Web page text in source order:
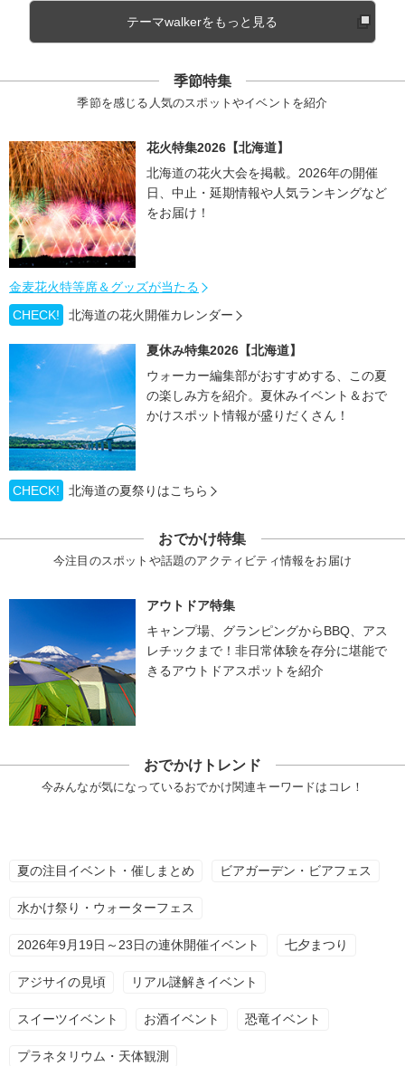
テーマwalkerをもっと見る
季節特集
季節を感じる人気のスポットやイベントを紹介
花火特集2026【北海道】
北海道の花火大会を掲載。2026年の開催
日、中止・延期情報や人気ランキングなど
をお届け！
金麦花火特等席＆グッズが当たる
CHECK!
北海道の花火開催カレンダー
夏休み特集2026【北海道】
ウォーカー編集部がおすすめする、この夏
の楽しみ方を紹介。夏休みイベント＆おで
かけスポット情報が盛りだくさん！
CHECK! 北海道の夏祭りはこちら
おでかけ特集
今注目のスポットや話題のアクティビティ情報をお届け
アウトドア特集
キャンプ場、グランピングからBBQ、アス
レチックまで！非日常体験を存分に堪能で
きるアウトドアスポットを紹介
おでかけトレンド
今みんなが気になっているおでかけ関連キーワードはコレ！
夏の注目イベント・催しまとめ ビアガーデン・ビアフェス
水かけ祭り・ウォーターフェス
2026年9月19日～23日の連休開催イベント 七夕まつり
アジサイの見頃 リアル謎解きイベント
スイーツイベント お酒イベント 恐竜イベント
プラネタリウム・天体観測